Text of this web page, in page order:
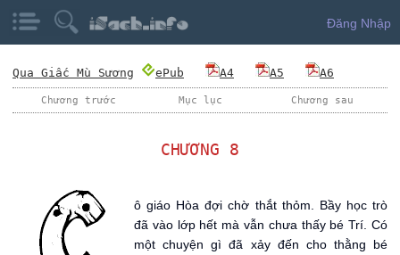
Đăng Nhập
Qua Giấc Mù Sương ePub A4 A5 A6
Chương trước Mục lục Chương sau
CHƯƠNG 8
ô giáo Hòa đợi chờ thắt thỏm. Bầy học trò
đã vào lớp hết mà vẫn chưa thấy bé Trí. Có
một chuyện gì đã xảy đến cho thằng bé